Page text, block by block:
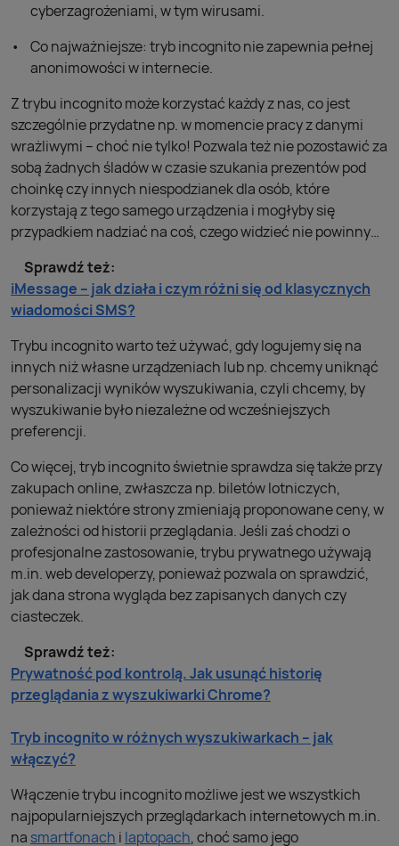
cyberzagrożeniami, w tym wirusami.
Co najważniejsze: tryb incognito nie zapewnia pełnej
anonimowości w internecie.
Z trybu incognito może korzystać każdy z nas, co jest
szczególnie przydatne np. w momencie pracy z danymi
wrażliwymi – choć nie tylko! Pozwala też nie pozostawić za
sobą żadnych śladów w czasie szukania prezentów pod
choinkę czy innych niespodzianek dla osób, które
korzystają z tego samego urządzenia i mogłyby się
przypadkiem nadziać na coś, czego widzieć nie powinny…
Sprawdź też:
iMessage – jak działa i czym różni się od klasycznych
wiadomości SMS?
Trybu incognito warto też używać, gdy logujemy się na
innych niż własne urządzeniach lub np. chcemy uniknąć
personalizacji wyników wyszukiwania, czyli chcemy, by
wyszukiwanie było niezależne od wcześniejszych
preferencji.
Co więcej, tryb incognito świetnie sprawdza się także przy
zakupach online, zwłaszcza np. biletów lotniczych,
ponieważ niektóre strony zmieniają proponowane ceny, w
zależności od historii przeglądania. Jeśli zaś chodzi o
profesjonalne zastosowanie, trybu prywatnego używają
m.in. web developerzy, ponieważ pozwala on sprawdzić,
jak dana strona wygląda bez zapisanych danych czy
ciasteczek.
Sprawdź też:
Prywatność pod kontrolą. Jak usunąć historię
przeglądania z wyszukiwarki Chrome?
Tryb incognito w różnych wyszukiwarkach – jak
włączyć?
Włączenie trybu incognito możliwe jest we wszystkich
najpopularniejszych przeglądarkach internetowych m.in.
na smartfonach i laptopach, choć samo jego